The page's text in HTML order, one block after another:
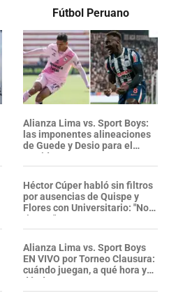
Fútbol Peruano
Alianza Lima vs. Sport Boys:
las imponentes alineaciones
de Guede y Desio para el
partido
Héctor Cúper habló sin filtros
por ausencias de Quispe y
Flores con Universitario: "No
tiene..."
Alianza Lima vs. Sport Boys
EN VIVO por Torneo Clausura:
cuándo juegan, a qué hora y
dónde ver